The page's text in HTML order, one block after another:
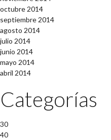
octubre 2014
septiembre 2014
agosto 2014
julio 2014
junio 2014
mayo 2014
abril 2014
Categorías
30
40